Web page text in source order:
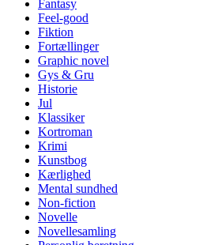
Fantasy
Feel-good
Fiktion
Fortællinger
Graphic novel
Gys & Gru
Historie
Jul
Klassiker
Kortroman
Krimi
Kunstbog
Kærlighed
Mental sundhed
Non-fiction
Novelle
Novellesamling